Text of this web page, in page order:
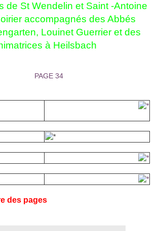
de St Wendelin et Saint -Antoine
accompagnés des Abbés
Louinet Guerrier et des
à Heilsbach
des pages